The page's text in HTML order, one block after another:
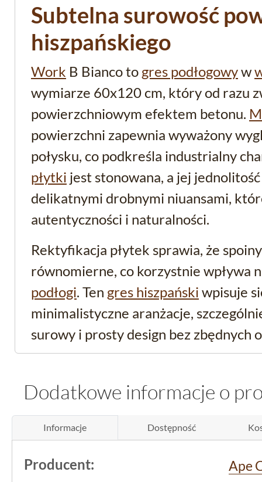
Subtelna surowość
hiszpańskiego
Work B Bianco to gres podłogowyw
wymiarze 60x120 cm, który od razu
powierzchniowym efektem betonu.
powierzchni zapewnia wyważony
połysku, co podkreśla industrialny
płytki jest stonowana, a jej
delikatnymi drobnymi niuansami,
autentyczności i naturalności.
Rektyfikacja płytek sprawia, że
równomierne, co korzystnie wpływa
podłogi. Ten gres hiszpański wpisuje
minimalistyczne aranżacje,
surowy i prosty design bez zbędnych
wymagających
Produkt pochodzi z Hiszpanii, od
trwałość.Gres
Dodatkowe informacje o
Informacje Dostępność
Producent: Ape